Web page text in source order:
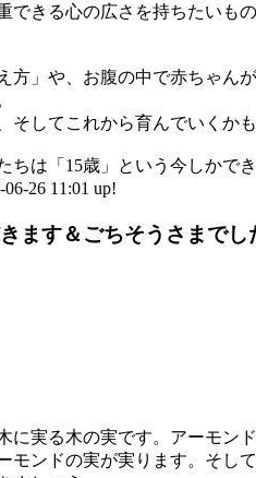
できる心の広さを持ちたいもの
」や、お腹の中で赤ちゃん
そしてこれから育んでいくか
は「15歳」という今しかで
26 11:01 up!
ます＆ごちそうさまでし
実る木の実です。アーモン
モンドの実が実ります。そ